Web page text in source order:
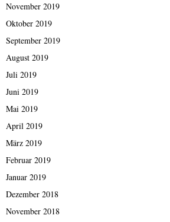
November 2019
Oktober 2019
September 2019
August 2019
Juli 2019
Juni 2019
Mai 2019
April 2019
März 2019
Februar 2019
Januar 2019
Dezember 2018
November 2018